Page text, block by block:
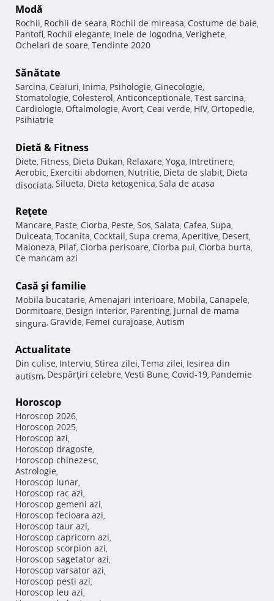
Modă
Rochii, Rochii de seara, Rochii de mireasa, Costume de baie,
Pantofi, Rochii elegante, Inele de logodna, Verighete,
Ochelari de soare, Tendinte 2020
Sănătate
Sarcina, Ceaiuri, Inima, Psihologie, Ginecologie,
Stomatologie, Colesterol, Anticonceptionale, Test sarcina,
Cardiologie, Oftalmologie, Avort, Ceai verde, HIV, Ortopedie,
Psihiatrie
Dietă & Fitness
Diete, Fitness, Dieta Dukan, Relaxare, Yoga, Intretinere,
Aerobic, Exercitii abdomen, Nutritie, Dieta de slabit, Dieta
disociata, Silueta, Dieta ketogenica, Sala de acasa
Reţete
Mancare, Paste, Ciorba, Peste, Sos, Salata, Cafea, Supa,
Dulceata, Tocanita, Cocktail, Supa crema, Aperitive, Desert,
Maioneza, Pilaf, Ciorba perisoare, Ciorba pui, Ciorba burta,
Ce mancam azi
Casă şi familie
Mobila bucatarie, Amenajari interioare, Mobila, Canapele,
Dormitoare, Design interior, Parenting, Jurnal de mama
singura, Gravide, Femei curajoase, Autism
Actualitate
Din culise, Interviu, Stirea zilei, Tema zilei, Iesirea din
autism, Despărţiri celebre, Vesti Bune, Covid-19, Pandemie
Horoscop
Horoscop 2026,
Horoscop 2025,
Horoscop azi,
Horoscop dragoste,
Horoscop chinezesc,
Astrologie,
Horoscop lunar,
Horoscop rac azi,
Horoscop gemeni azi,
Horoscop fecioara azi,
Horoscop taur azi,
Horoscop capricorn azi,
Horoscop scorpion azi,
Horoscop sagetator azi,
Horoscop varsator azi,
Horoscop pesti azi,
Horoscop leu azi,